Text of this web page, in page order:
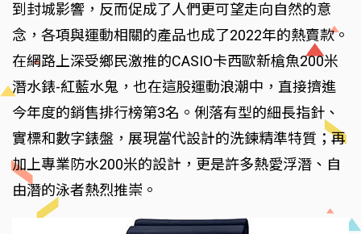
到封城影響，反而促成了人們更可望走向自然的意
念，各項與運動相關的產品也成了2022年的熱賣款。
在網路上深受鄉民激推的CASIO卡西歐新槍魚200米
潛水錶-紅藍水鬼，也在這股運動浪潮中，直接擠進
今年度的銷售排行榜第3名。俐落有型的細長指針、
實標和數字錶盤，展現當代設計的洗鍊精準特質；再
加上專業防水200米的設計，更是許多熱愛浮潛、自
由潛的泳者熱烈推崇。